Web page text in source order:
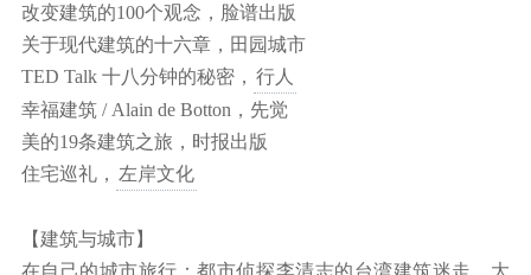
改变建筑的100个观念，脸谱出版
关于现代建筑的十六章，田园城市
TED Talk 十八分钟的秘密， 行人
幸福建筑 / Alain de Botton，先觉
美的19条建筑之旅，时报出版
住宅巡礼， 左岸文化
【建筑与城市】
在自己的城市旅行：都市侦探李清志的台湾建筑迷走，大